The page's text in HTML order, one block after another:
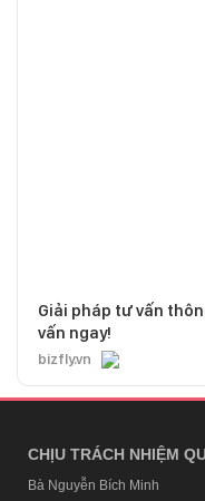
Giải pháp tư vấn
vấn ngay!
bizfly.vn
CHỊU TRÁCH NHIỆM
Bà Nguyễn Bích Minh